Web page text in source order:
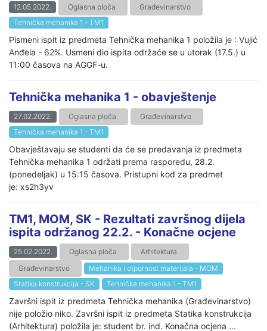
12.05.2022. Oglasna ploča
Građevinarstvo
Tehnička mehanika 1 - TM1
Pismeni ispit iz predmeta Tehnička mehanika 1 položila je : Vujić
Anđela - 62%. Usmeni dio ispita održaće se u utorak (17.5.) u
11:00 časova na AGGF-u.
Tehnička mehanika 1 - obavještenje
27.02.2022. Oglasna ploča
Građevinarstvo
Tehnička mehanika 1 - TM1
Obavještavaju se studenti da će se predavanja iz predmeta
Tehnička mehanika 1 održati prema rasporedu, 28.2.
(ponedeljak) u 15:15 časova. Pristupni kod za predmet
je: xs2h3yv
TM1, MOM, SK - Rezultati završnog dijela
ispita održanog 22.2. - Konačne ocjene
25.02.2022. Oglasna ploča
Arhitektura
Građevinarstvo
Mehanika i otpornost materijala - MOM
Statika konstrukcija - SK
Tehnička mehanika 1 - TM1
Završni ispit iz predmeta Tehnička mehanika (Građevinarstvo)
nije položio niko. Završni ispit iz predmeta Statika konstrukcija
(Arhitektura) položila je: student br. ind. Konačna ocjena ...